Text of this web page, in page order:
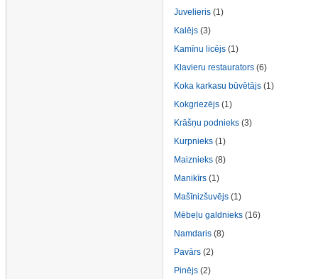
Juvelieris (1)
Kalējs (3)
Kamīnu licējs (1)
Klavieru restaurators (6)
Koka karkasu būvētājs (1)
Kokgriezējs (1)
Krāšņu podnieks (3)
Kurpnieks (1)
Maiznieks (8)
Manikīrs (1)
Mašīnizšuvējs (1)
Mēbeļu galdnieks (16)
Namdaris (8)
Pavārs (2)
Pinējs (2)